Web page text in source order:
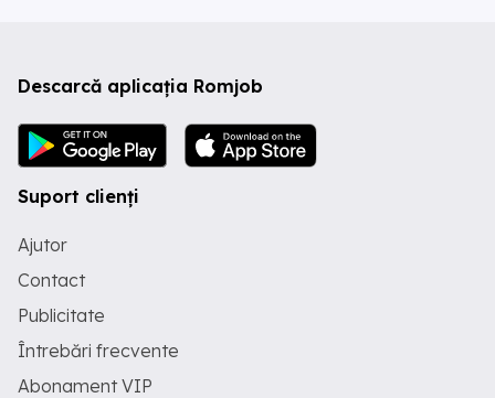
Descarcă aplicația Romjob
Suport clienți
Ajutor
Contact
Publicitate
Întrebări frecvente
Abonament VIP